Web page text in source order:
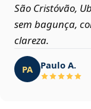
São Cristóvão,
sem bagunça,
clareza.
PA Paulo A.